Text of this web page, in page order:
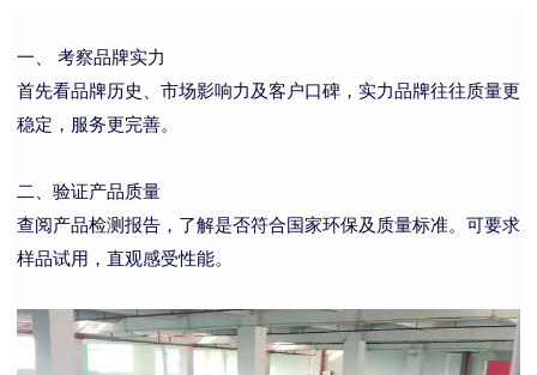
一、 考察品牌实力
首先看品牌历史、市场影响力及客户口碑，实力品牌往往质量更
稳定，服务更完善。
二、验证产品质量
查阅产品检测报告，了解是否符合国家环保及质量标准。可要求
样品试用，直观感受性能。